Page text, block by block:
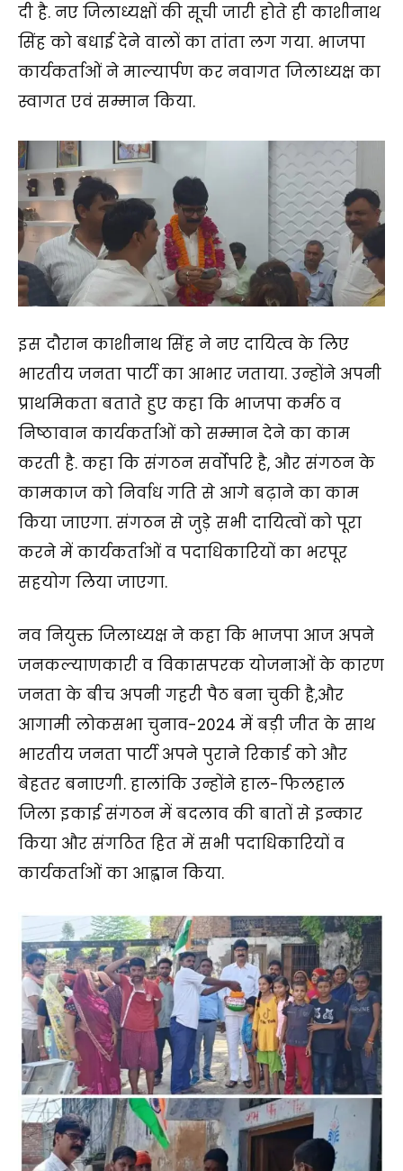
दी है. नए जिलाध्यक्षों की सूची जारी होते ही काशीनाथ
सिंह को बधाई देने वालों का तांता लग गया. भाजपा
कार्यकर्ताओं ने माल्यार्पण कर नवागत जिलाध्यक्ष का
स्वागत एवं सम्मान किया.
इस दौरान काशीनाथ सिंह ने नए दायित्व के लिए
भारतीय जनता पार्टी का आभार जताया. उन्होंने अपनी
प्राथमिकता बताते हुए कहा कि भाजपा कर्मठ व
निष्ठावान कार्यकर्ताओं को सम्मान देने का काम
करती है. कहा कि संगठन सर्वोपरि है, और संगठन के
कामकाज को निर्वाध गति से आगे बढ़ाने का काम
किया जाएगा. संगठन से जुड़े सभी दायित्वों को पूरा
करने में कार्यकर्ताओं व पदाधिकारियों का भरपूर
सहयोग लिया जाएगा.
नव नियुक्त जिलाध्यक्ष ने कहा कि भाजपा आज अपने
जनकल्याणकारी व विकासपरक योजनाओं के कारण
जनता के बीच अपनी गहरी पैठ बना चुकी है,और
आगामी लोकसभा चुनाव-2024 में बड़ी जीत के साथ
भारतीय जनता पार्टी अपने पुराने रिकार्ड को और
बेहतर बनाएगी. हालांकि उन्होंने हाल-फिलहाल
जिला इकाई संगठन में बदलाव की बातों से इन्कार
किया और संगठित हित में सभी पदाधिकारियों व
कार्यकर्ताओं का आह्वान किया.